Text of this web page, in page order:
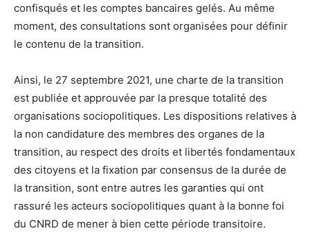
confisqués et les comptes bancaires gelés. Au même
moment, des consultations sont organisées pour définir
le contenu de la transition.
Ainsi, le 27 septembre 2021, une charte de la transition
est publiée et approuvée par la presque totalité des
organisations sociopolitiques. Les dispositions relatives à
la non candidature des membres des organes de la
transition, au respect des droits et libertés fondamentaux
des citoyens et la fixation par consensus de la durée de
la transition, sont entre autres les garanties qui ont
rassuré les acteurs sociopolitiques quant à la bonne foi
du CNRD de mener à bien cette période transitoire.